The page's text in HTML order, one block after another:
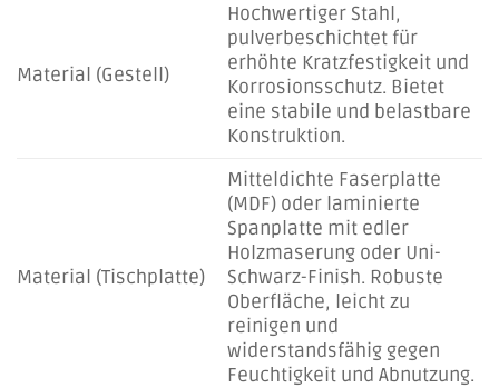
Material (Gestell)
Hochwertiger Stahl,
pulverbeschichtet für
erhöhte Kratzfestigkeit und
Korrosionsschutz. Bietet
eine stabile und belastbare
Konstruktion.
Material (Tischplatte)
Mitteldichte Faserplatte
(MDF) oder laminierte
Spanplatte mit edler
Holzmaserung oder Uni-
Schwarz-Finish. Robuste
Oberfläche, leicht zu
reinigen und
widerstandsfähig gegen
Feuchtigkeit und Abnutzung.